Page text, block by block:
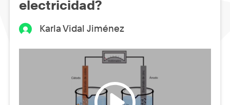
electricidad?
Karla Vidal Jiménez